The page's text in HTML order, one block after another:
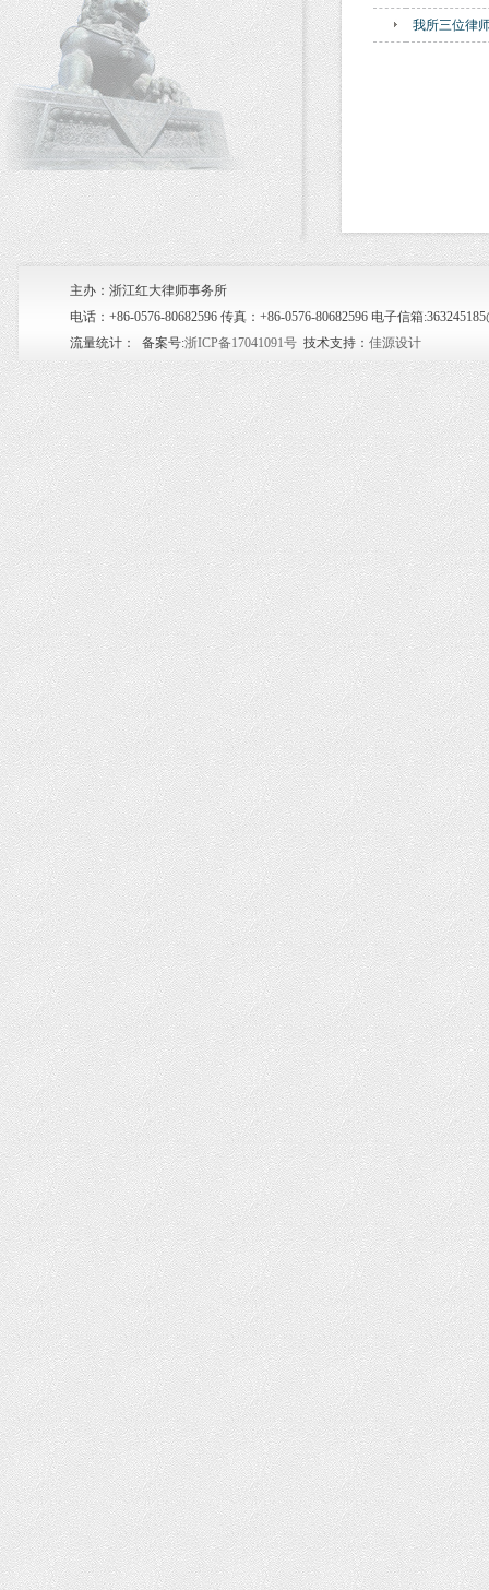
我所三位律
主办：浙江红大律师事务所
电话：+86-0576-80682596 传真：+86-0576-80682596 电子信箱
流量统计：
备案号:浙ICP备17041091号技术支持： 佳源设计